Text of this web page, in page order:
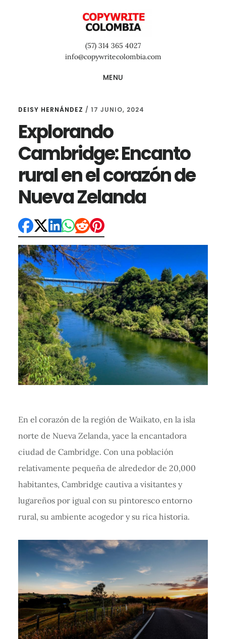
(57) 314 365 4027
info@copywritecolombia.com
MENU
DEISY HERNÁNDEZ / 17 JUNIO, 2024
Explorando
Cambridge: Encanto
rural en el corazón de
Nueva Zelanda
En el corazón de la región de Waikato, en la isla
norte de Nueva Zelanda, yace la encantadora
ciudad de Cambridge. Con una población
relativamente pequeña de alrededor de 20,000
habitantes, Cambridge cautiva a visitantes y
lugareños por igual con su pintoresco entorno
rural, su ambiente acogedor y su rica historia.